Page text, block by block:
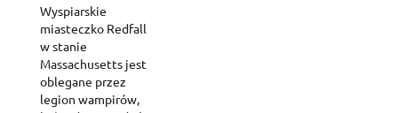
Wyspiarskie
miasteczko Redfall
w stanie
Massachusetts jest
oblegane przez
legion wampirów,